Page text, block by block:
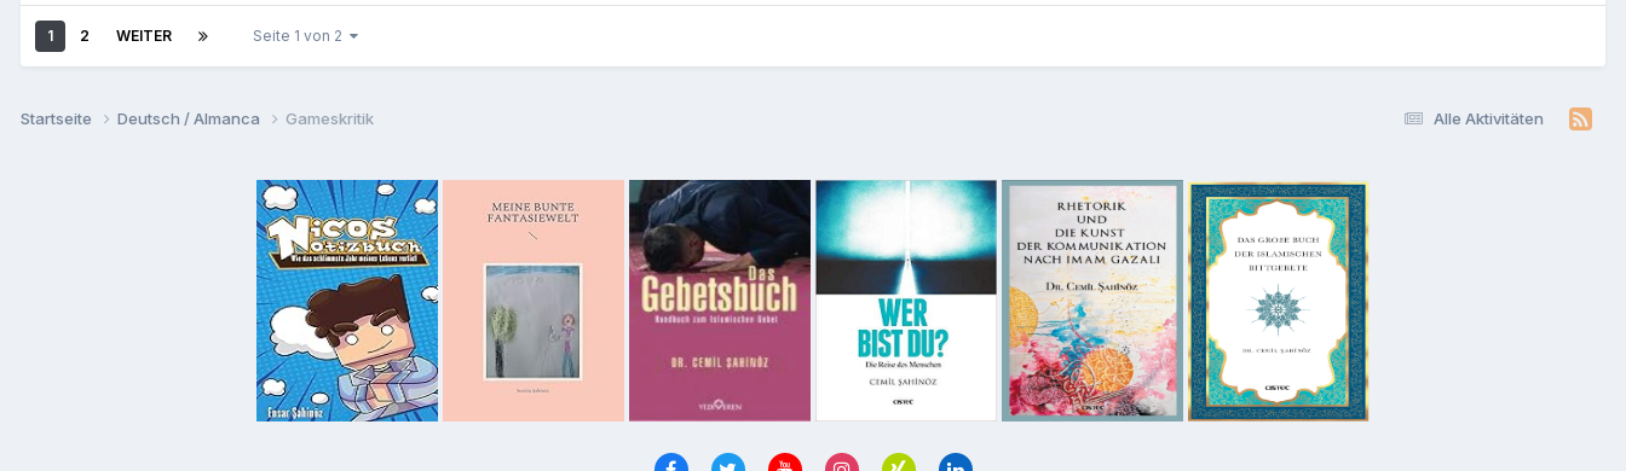
1 2 WEITER Seite 1 von 2
Alle Aktivitäten
Startseite Deutsch / Almanca Gameskritik